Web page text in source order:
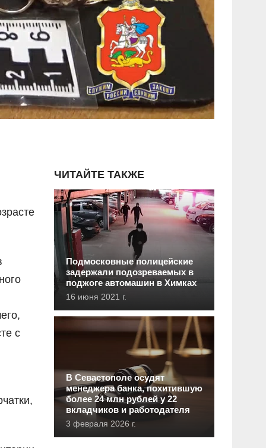
с
ЧИТАЙТЕ ТАКЖЕ
Подмосковные полицейские
задержали подозреваемых в
поджоге автомашин в Химках
16 июня 2021 г.
В Севастополе осудят
менеджера банка, похитившую
более 24 млн рублей у 22
вкладчиков и работодателя
3 февраля 2026 г.